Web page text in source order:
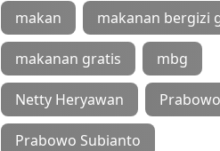
makan makanan bergizi
makanan gratis mbg
Netty Heryawan Prabowo
Prabowo Subianto